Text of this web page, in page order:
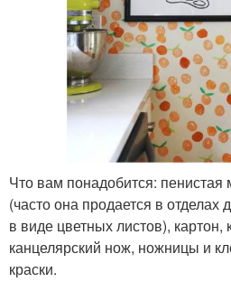
Что вам понадобится: пенистая
(часто она продается в отделах
в виде цветных листов),
канцелярский нож, ножницы и
краски.